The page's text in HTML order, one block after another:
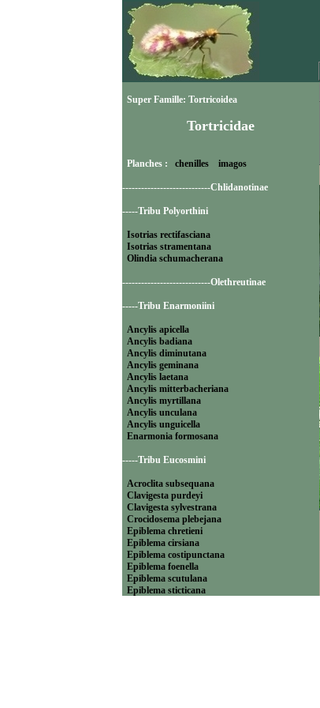
Super Famille: Tortricoidea
Tortricidae
Planches : chenilles imagos
----------------------------Chlidanotinae
-----Tribu Polyorthini
Isotrias rectifasciana
Isotrias stramentana
Olindia schumacherana
----------------------------Olethreutinae
-----Tribu Enarmoniini
Ancylis apicella
Ancylis badiana
Ancylis diminutana
Ancylis geminana
Ancylis laetana
Ancylis mitterbacheriana
Ancylis myrtillana
Ancylis unculana
Ancylis unguicella
Enarmonia formosana
-----Tribu Eucosmini
Acroclita subsequana
Clavigesta purdeyi
Clavigesta sylvestrana
Crocidosema plebejana
Epiblema chretieni
Epiblema cirsiana
Epiblema costipunctana
Epiblema foenella
Epiblema scutulana
Epiblema sticticana